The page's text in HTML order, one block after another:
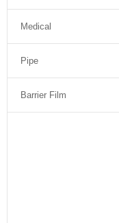
Medical
Pipe
Barrier Film